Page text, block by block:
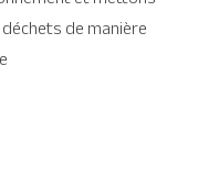
de manière